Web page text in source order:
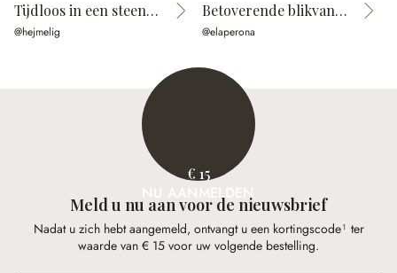
Tijdloos in een steenlook
@hejmelig
Betoverende blikvanger
@elaperona
€ 15
NU AANMELDEN
Meld u nu aan voor de nieuwsbrief
Nadat u zich hebt aangemeld, ontvangt u een kortingscode¹ ter
waarde van € 15 voor uw volgende bestelling.